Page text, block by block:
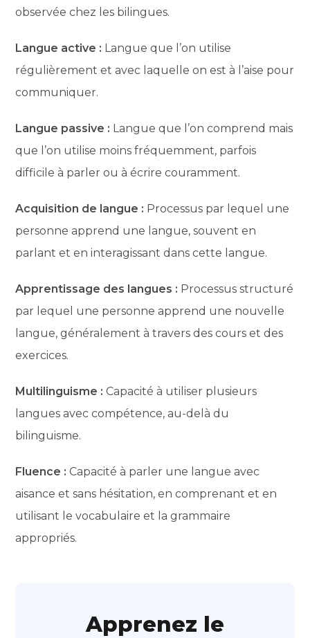
observée chez les bilingues.
Langue active : Langue que l’on utilise
régulièrement et avec laquelle on est à l’aise pour
communiquer.
Langue passive : Langue que l’on comprend mais
que l’on utilise moins fréquemment, parfois
difficile à parler ou à écrire couramment.
Acquisition de langue : Processus par lequel une
personne apprend une langue, souvent en
parlant et en interagissant dans cette langue.
Apprentissage des langues : Processus structuré
par lequel une personne apprend une nouvelle
langue, généralement à travers des cours et des
exercices.
Multilinguisme : Capacité à utiliser plusieurs
langues avec compétence, au-delà du
bilinguisme.
Fluence : Capacité à parler une langue avec
aisance et sans hésitation, en comprenant et en
utilisant le vocabulaire et la grammaire
appropriés.
Apprenez le